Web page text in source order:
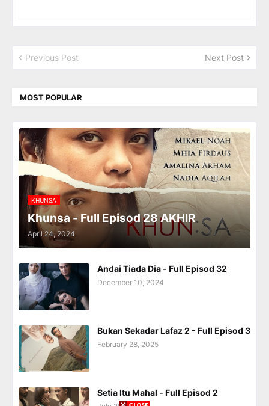
Previous Post Next Post
MOST POPULAR
KHUNSA
Khunsa - Full Episod 28 AKHIR
April 24, 2024
Andai Tiada Dia - Full Episod 32
December 10, 2024
Bukan Sekadar Lafaz 2 - Full Episod 3
February 28, 2025
Setia Itu Mahal - Full Episod 2